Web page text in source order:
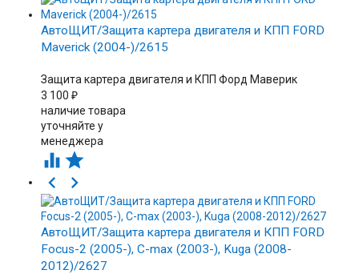
АвтоЩИТ/Защита картера двигателя и КПП FORD
Maverick (2004-)/2615
Защита картера двигателя и КПП Форд Маверик
3 100 ₽
наличие товара
уточняйте у
менеджера
 


АвтоЩИТ/Защита картера двигателя и КПП FORD
Focus-2 (2005-), C-max (2003-), Kuga (2008-
2012)/2627